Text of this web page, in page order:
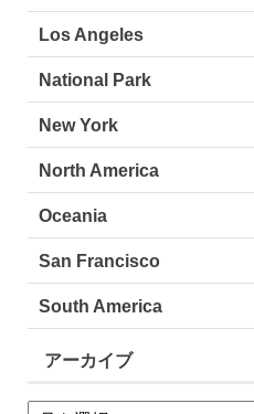
Los Angeles
National Park
New York
North America
Oceania
San Francisco
South America
アーカイブ